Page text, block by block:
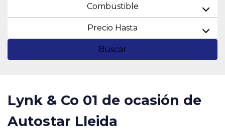
Combustible
Precio Hasta
Buscar
Lynk & Co 01 de ocasión de
Autostar Lleida